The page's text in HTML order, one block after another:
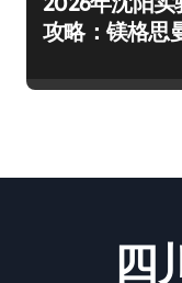
攻略：镁格思
四